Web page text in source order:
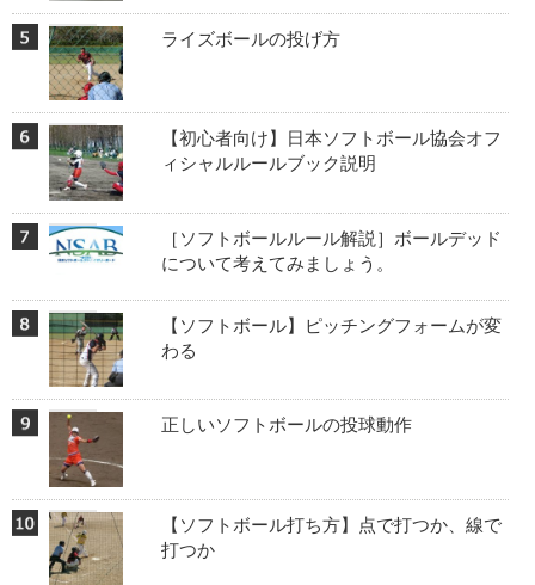
ライズボールの投げ方
【初心者向け】日本ソフトボール協会オフ
ィシャルルールブック説明
［ソフトボールルール解説］ボールデッド
について考えてみましょう。
【ソフトボール】ピッチングフォームが変
わる
正しいソフトボールの投球動作
【ソフトボール打ち方】点で打つか、線で
打つか